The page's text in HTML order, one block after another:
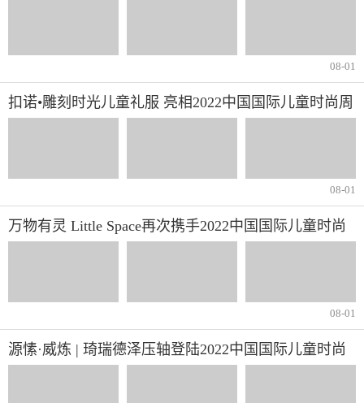
08-01
扣诺•雕刻时光儿童礼服 亮相2022中国国际儿童时尚周
08-01
万物有灵 Little Space再次携手2022中国国际儿童时尚
08-01
源愫·威炼 | 琦瑞德泽压轴登陆2022中国国际儿童时尚